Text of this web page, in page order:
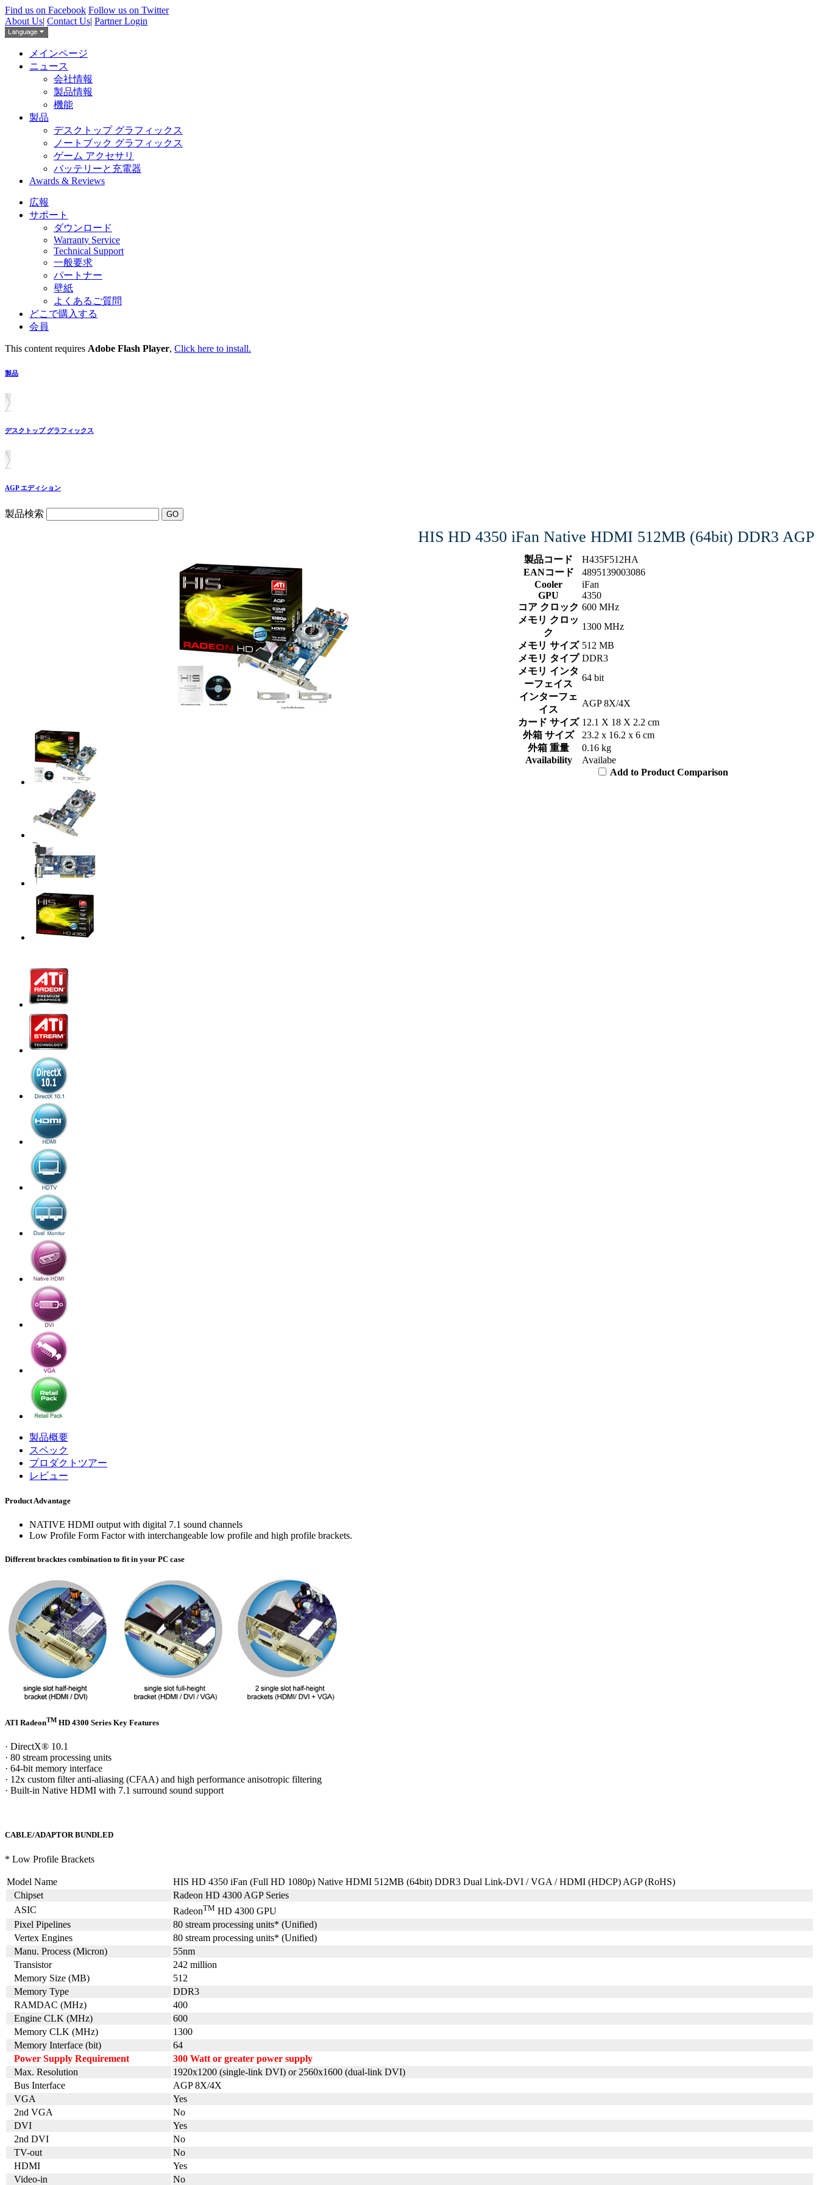
Find us on Facebook Follow us on Twitter
About Us| Contact Us| Partner Login
メインページ
ニュース
会社情報
製品情報
機能
製品
デスクトップ グラフィックス
ノートブック グラフィックス
ゲーム アクセサリ
バッテリーと充電器
Awards & Reviews
広報
サポート
ダウンロード
Warranty Service
Technical Support
一般要求
パートナー
壁紙
よくあるご質問
どこで購入する
会員
This content requires Adobe Flash Player, Click here to install.
製品
デスクトップ グラフィックス
AGP エディション
製品検索
HIS HD 4350 iFan Native HDMI 512MB (64bit) DDR3 AGP
製品コード
H435F512HA
EANコード
4895139003086
Cooler
iFan
GPU
4350
コア クロック 600 MHz
メモリ クロッ
ク
1300 MHz
メモリ サイズ 512 MB
メモリ タイプ DDR3
メモリ インタ
ーフェイス
64 bit
インターフェ
イス
AGP 8X/4X
カード サイズ 12.1 X 18 X 2.2 cm
外箱 サイズ
23.2 x 16.2 x 6 cm
外箱 重量
0.16 kg
Availability
Availabe
Add to Product Comparison
製品概要
スペック
プロダクトツアー
レビュー
Product Advantage
NATIVE HDMI output with digital 7.1 sound channels
Low Profile Form Factor with interchangeable low profile and high profile brackets.
Different bracktes combination to fit in your PC case
ATI RadeonTM HD 4300 Series Key Features
· DirectX® 10.1
· 80 stream processing units
· 64-bit memory interface
· 12x custom filter anti-aliasing (CFAA) and high performance anisotropic filtering
· Built-in Native HDMI with 7.1 surround sound support
CABLE/ADAPTOR BUNDLED
* Low Profile Brackets
Model Name
HIS HD 4350 iFan (Full HD 1080p) Native HDMI 512MB (64bit) DDR3 Dual Link-DVI / VGA / HDMI (HDCP) AGP (RoHS)
Chipset
Radeon HD 4300 AGP Series
ASIC
RadeonTM HD 4300 GPU
Pixel Pipelines
80 stream processing units* (Unified)
Vertex Engines
80 stream processing units* (Unified)
Manu. Process (Micron)
55nm
Transistor
242 million
Memory Size (MB)
512
Memory Type
DDR3
RAMDAC (MHz)
400
Engine CLK (MHz)
600
Memory CLK (MHz)
1300
Memory Interface (bit)
64
Power Supply Requirement
300 Watt or greater power supply
Max. Resolution
1920x1200 (single-link DVI) or 2560x1600 (dual-link DVI)
Bus Interface
AGP 8X/4X
VGA
Yes
2nd VGA
No
DVI
Yes
2nd DVI
No
TV-out
No
HDMI
Yes
Video-in
No